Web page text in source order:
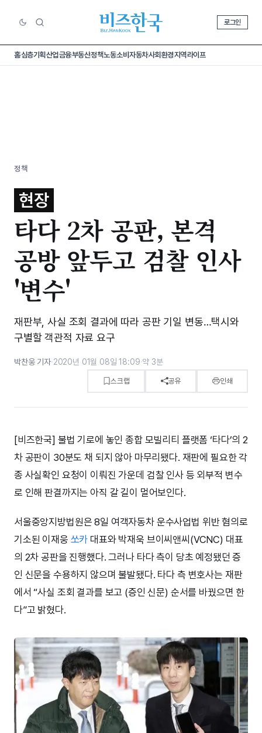
로그인
홈심층기획산업금융부동산정책노동소비 자동차사회환경지역라이프
정책
현장
타다 2차 공판, 본격
공방 앞두고 검찰 인사
'변수'
재판부, 사실 조회 결과에 따라 공판 기일 변동…택시와
구별할 객관적 자료 요구
박찬웅 기자·2020년 01월 08일 18:09·약 3분
스크랩 공유 인쇄
[비즈한국] 불법 기로에 놓인 종합 모빌리티 플랫폼 ‘타다’의 2
차 공판이 30분도 채 되지 않아 마무리됐다. 재판에 필요한 각
종 사실확인 요청이 이뤄진 가운데 검찰 인사 등 외부적 변수
로 인해 판결까지는 아직 갈 길이 멀어보인다.
서울중앙지방법원은 8일 여객자동차 운수사업법 위반 혐의로
기소된 이재웅 쏘카 대표와 박재욱 브이씨앤씨(VCNC) 대표
의 2차 공판을 진행했다. 그러나 타다 측이 당초 예정됐던 증
인 신문을 수용하지 않으며 불발됐다. 타다 측 변호사는 재판
에서 “사실 조회 결과를 보고 (증인 신문) 순서를 바꿨으면 한
다”고 밝혔다.